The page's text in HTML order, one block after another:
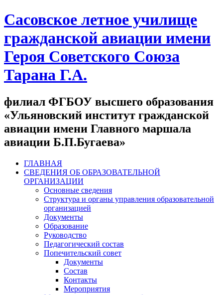
Сасовское летное училище
гражданской авиации имени
Героя Советского Союза
Тарана Г.А.
филиал ФГБОУ высшего образования
«Ульяновский институт гражданской
авиации имени Главного маршала
авиации Б.П.Бугаева»
ГЛАВНАЯ
СВЕДЕНИЯ ОБ ОБРАЗОВАТЕЛЬНОЙ
ОРГАНИЗАЦИИ
Основные сведения
Структура и органы управления образовательной
организацией
Документы
Образование
Руководство
Педагогический состав
Попечительский совет
Документы
Состав
Контакты
Мероприятия